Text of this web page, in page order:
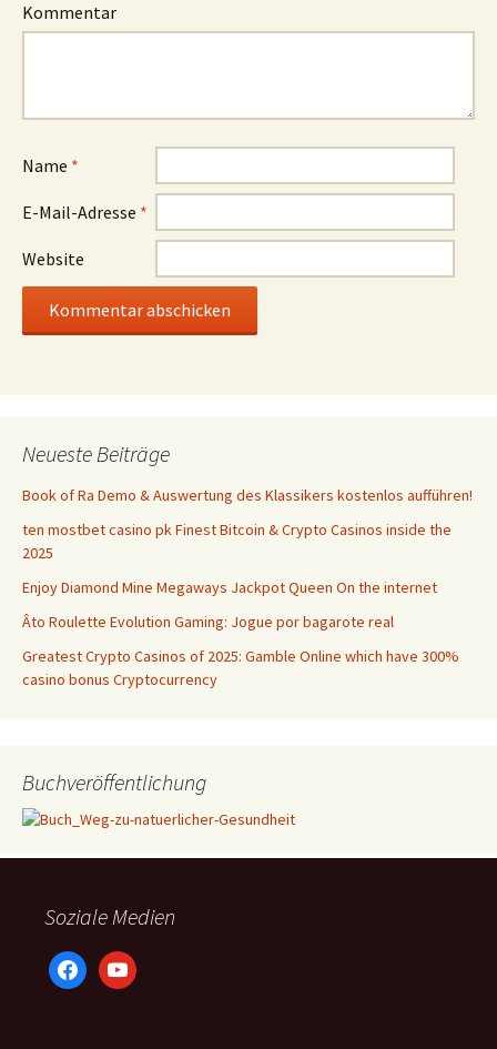
Kommentar
Name *
E-Mail-Adresse *
Website
Neueste Beiträge
Book of Ra Demo & Auswertung des Klassikers kostenlos aufführen!
ten mostbet casino pk Finest Bitcoin & Crypto Casinos inside the
2025
Enjoy Diamond Mine Megaways Jackpot Queen On the internet
Âto Roulette Evolution Gaming: Jogue por bagarote real
Greatest Crypto Casinos of 2025: Gamble Online which have 300%
casino bonus Cryptocurrency
Buchveröffentlichung
Soziale Medien
facebookyoutube